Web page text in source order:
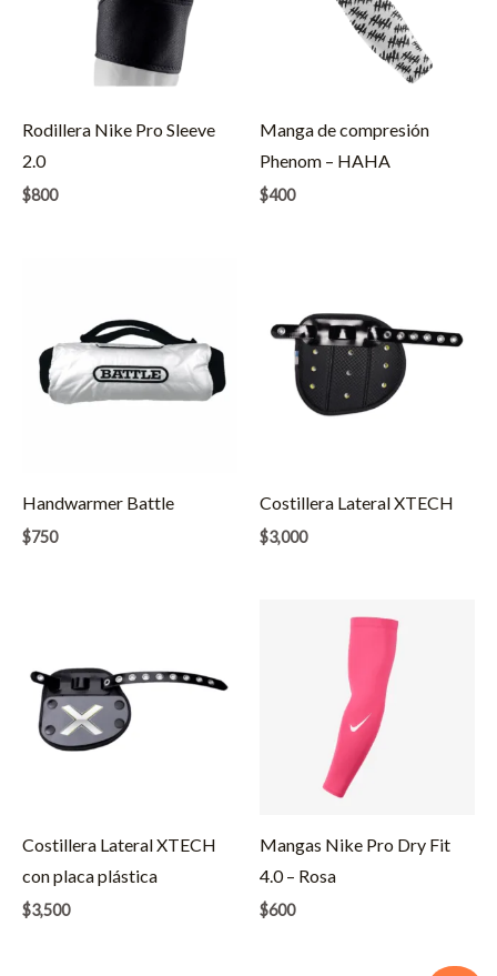
Rodillera Nike Pro Sleeve
2.0
$800
Manga de compresión
Phenom – HAHA
$400
Handwarmer Battle
$750
Costillera Lateral XTECH
$3,000
Costillera Lateral XTECH
con placa plástica
$3,500
Mangas Nike Pro Dry Fit
4.0 – Rosa
$600